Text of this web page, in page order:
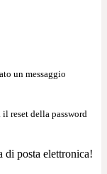
un messaggio
reset della password
di posta elettronica!